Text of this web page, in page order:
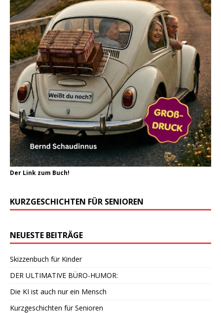
Der Link zum Buch!
KURZGESCHICHTEN FÜR SENIOREN
NEUESTE BEITRÄGE
Skizzenbuch für Kinder
DER ULTIMATIVE BÜRO-HUMOR:
Die KI ist auch nur ein Mensch
Kurzgeschichten für Senioren